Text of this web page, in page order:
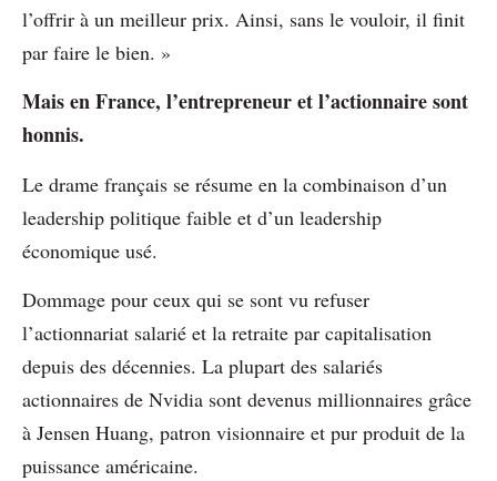
l’offrir à un meilleur prix. Ainsi, sans le vouloir, il finit
par faire le bien. »
Mais en France, l’entrepreneur et l’actionnaire sont
honnis.
Le drame français se résume en la combinaison d’un
leadership politique faible et d’un leadership
économique usé.
Dommage pour ceux qui se sont vu refuser
l’actionnariat salarié et la retraite par capitalisation
depuis des décennies. La plupart des salariés
actionnaires de Nvidia sont devenus millionnaires grâce
à Jensen Huang, patron visionnaire et pur produit de la
puissance américaine.